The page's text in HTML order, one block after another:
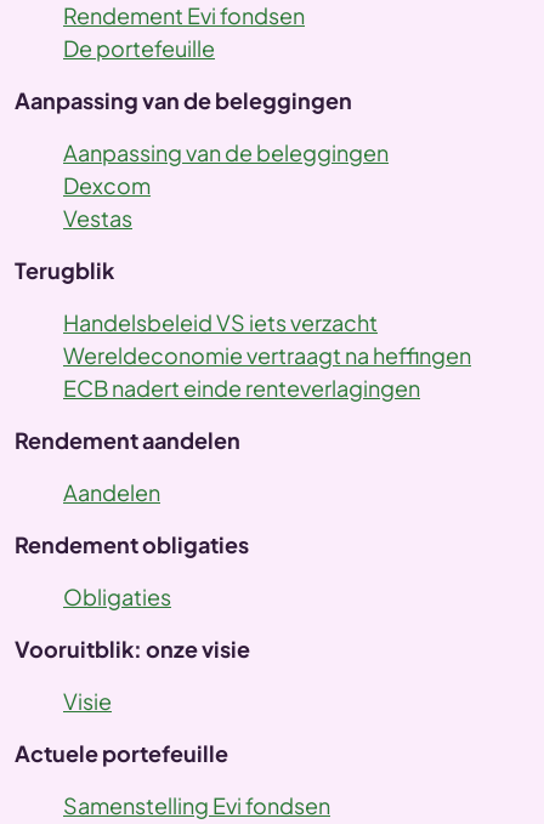
Rendement Evi fondsen
De portefeuille
Aanpassing van de beleggingen
Aanpassing van de beleggingen
Dexcom
Vestas
Terugblik
Handelsbeleid VS iets verzacht
Wereldeconomie vertraagt na heffingen
ECB nadert einde renteverlagingen
Rendement aandelen
Aandelen
Rendement obligaties
Obligaties
Vooruitblik: onze visie
Visie
Actuele portefeuille
Samenstelling Evi fondsen